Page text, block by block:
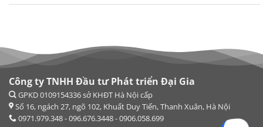
Công ty TNHH Đầu tư Phát triển Đại Gia